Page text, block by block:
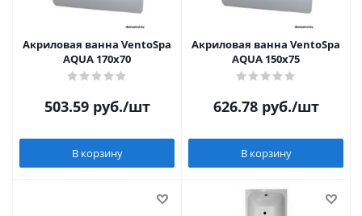
Акриловая ванна VentoSpa
AQUA 170x70
503.59руб./шт
В корзину
Акриловая ванна VentoSpa
AQUA 150x75
626.78руб./шт
В корзину